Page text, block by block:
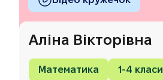
Аліна Вікторівна
Математика 1-4 класи